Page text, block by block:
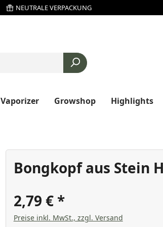
NEUTRALE VERPACKUNG
Vaporizer Growshop Highlights
Bongkopf aus Stein
2,79 €
Preise inkl. MwSt., zzgl. Versand